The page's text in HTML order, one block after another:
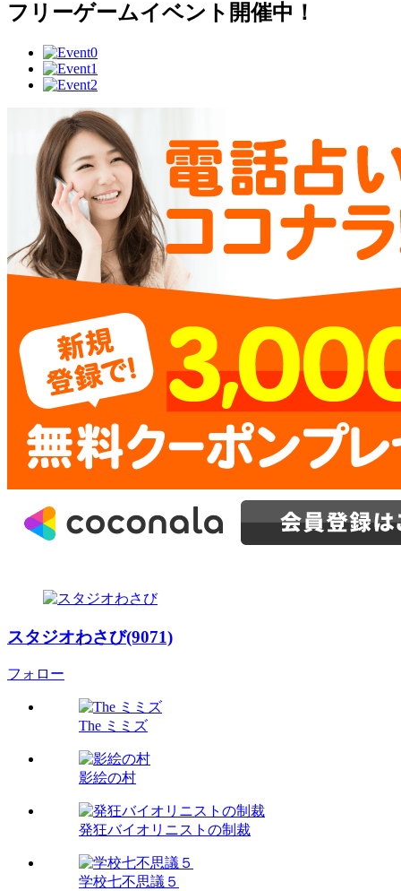
フリーゲームイベント開催中！
スタジオわさび(9071)
フォロー
The ミミズ
影絵の村
発狂バイオリニストの制裁
学校七不思議５